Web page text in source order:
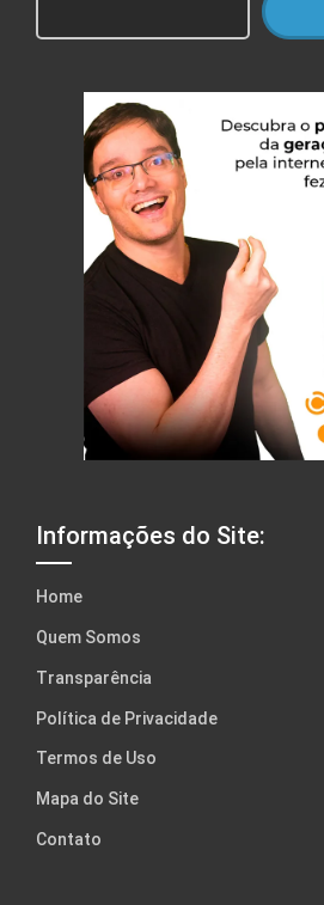
Informações do Site:
Home
Quem Somos
Transparência
Política de Privacidade
Termos de Uso
Mapa do Site
Contato